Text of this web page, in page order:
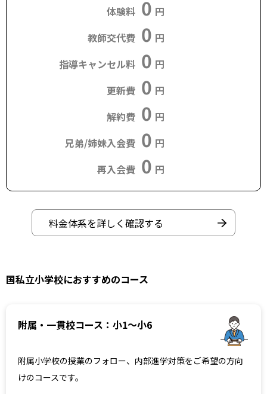
体験料 0 円
教師交代費 0 円
指導キャンセル料 0 円
更新費 0 円
解約費 0 円
兄弟/姉妹入会費 0 円
再入会費 0 円
料金体系を詳しく確認する
国私立小学校におすすめのコース
附属・一貫校コース：小1～小6
附属小学校の授業のフォロー、内部進学対策をご希望の方向
けのコースです。